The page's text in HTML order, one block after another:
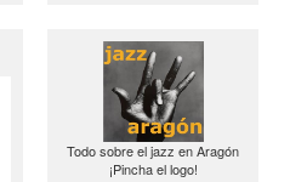
Todo sobre el jazz en Aragón
¡Pincha el logo!